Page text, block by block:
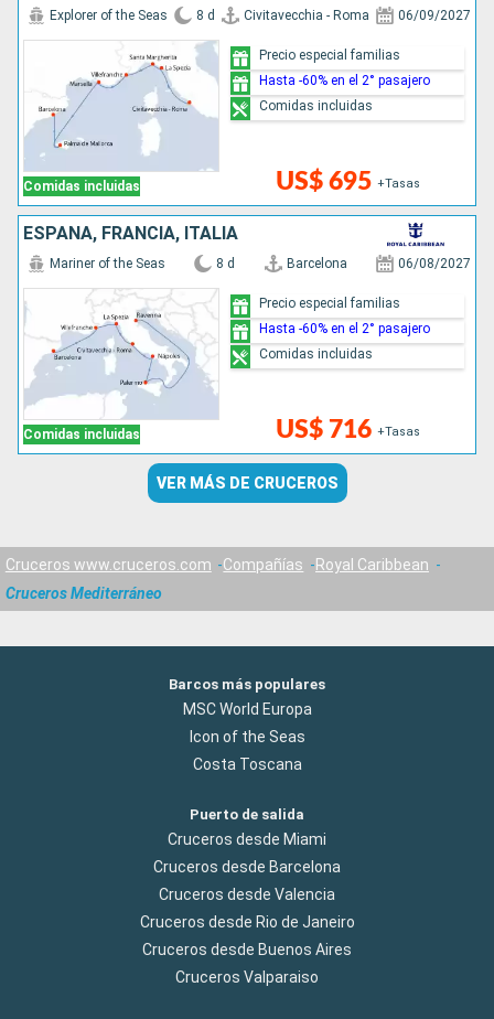
Comidas incluidas
Explorer of the Seas 8 d Civitavecchia - Roma 06/09/2027
US$ 695 +Tasas
Precio especial familias
Hasta -60% en el 2° pasajero
Comidas incluidas
ESPAÑA, FRANCIA, ITALIA
Comidas incluidas
Mariner of the Seas 8 d Barcelona 06/08/2027
US$ 716 +Tasas
Precio especial familias
Hasta -60% en el 2° pasajero
Comidas incluidas
VER MÁS DE CRUCEROS
Cruceros www.cruceros.com Compañías
Royal Caribbean
Cruceros Mediterráneo
Barcos más populares
MSC World Europa
Icon of the Seas
Costa Toscana
Puerto de salida
Cruceros desde Miami
Cruceros desde Barcelona
Cruceros desde Valencia
Cruceros desde Rio de Janeiro
Cruceros desde Buenos Aires
Cruceros Valparaiso